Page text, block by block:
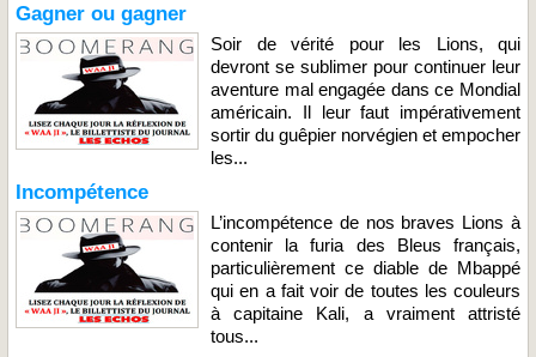
Gagner ou gagner
Soir de vérité pour les Lions, qui
devront se sublimer pour continuer leur
aventure mal engagée dans ce Mondial
américain. Il leur faut impérativement
sortir du guêpier norvégien et empocher
les...
Incompétence
L’incompétence de nos braves Lions à
contenir la furia des Bleus français,
particulièrement ce diable de Mbappé
qui en a fait voir de toutes les couleurs
à capitaine Kali, a vraiment attristé
tous...